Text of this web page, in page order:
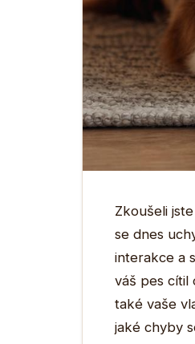
Zkoušeli
se dnes
interakce a
váš pes cítil
také vaše
jaké chyby